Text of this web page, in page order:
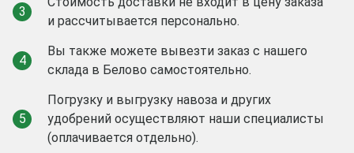
3
и рассчитывается персонально.
4
Вы также можете вывезти заказ с нашего
склада в Белово самостоятельно.
5
Погрузку и выгрузку навоза и других
удобрений осуществляют наши специалисты
(оплачивается отдельно).